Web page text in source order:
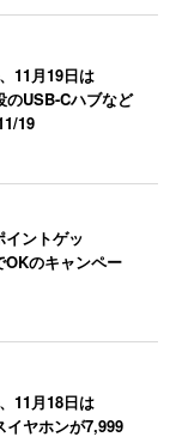
11月19日は
USB-Cハブなど
19
ントゲッ
OKのキャンペー
11月18日は
イヤホンが7,999